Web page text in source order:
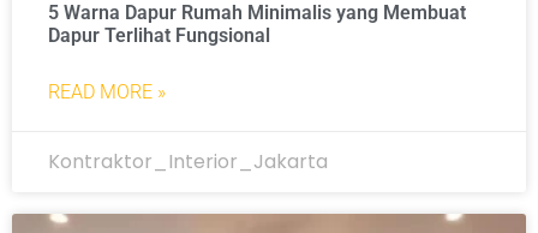
5 Warna Dapur Rumah Minimalis yang Membuat
Dapur Terlihat Fungsional
READ MORE »
Kontraktor_Interior_Jakarta